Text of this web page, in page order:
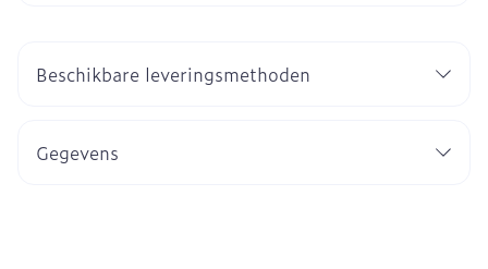
Beschikbare leveringsmethoden
Gegevens